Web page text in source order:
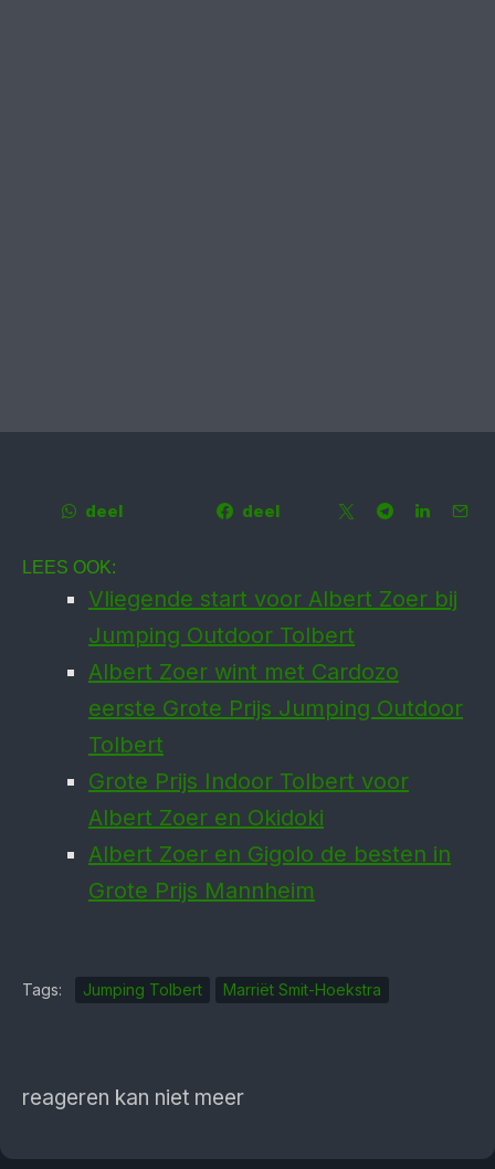
deel deel
LEES OOK:
Vliegende start voor Albert Zoer bij
Jumping Outdoor Tolbert
Albert Zoer wint met Cardozo
eerste Grote Prijs Jumping Outdoor
Tolbert
Grote Prijs Indoor Tolbert voor
Albert Zoer en Okidoki
Albert Zoer en Gigolo de besten in
Grote Prijs Mannheim
Tags: Jumping Tolbert Marriët Smit-Hoekstra
reageren kan niet meer